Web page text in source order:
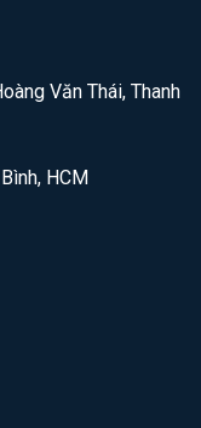
Văn Thái, Thanh
HCM